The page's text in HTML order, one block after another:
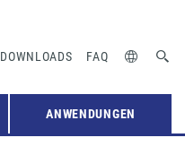
DOWNLOADS FAQ
ANWENDUNGEN